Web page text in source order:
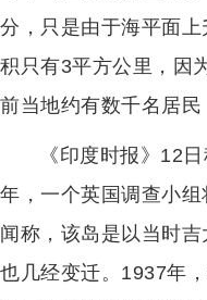
分，只是由于海平面
积只有3平方公里，因
前当地约有数千名居民
《印度时报》12
年，一个英国调查小
闻称，该岛是以当时
也几经变迁。1937年